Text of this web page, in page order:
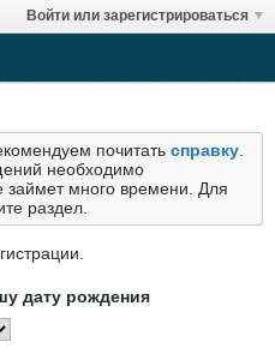
Войти или зарегистрироваться
почитать справку
необходимо
займет много времени. Для
раздел.
дату рождения